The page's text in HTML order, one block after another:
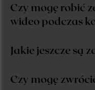
Czy mogę robić
wideo podczas
Jakie jeszcze są
Czy mogę